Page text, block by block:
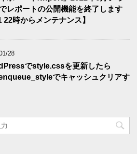
レポートの公開機能を終了します
22時からメンテナンス】
28
でstyle.cssを更新したら
でキャッシュクリアす